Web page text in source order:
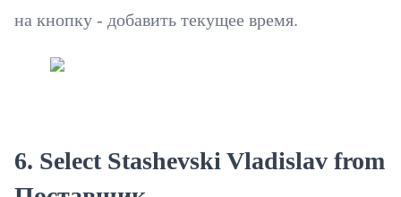
на кнопку - добавить текущее время.
6. Select Stashevski Vladislav from